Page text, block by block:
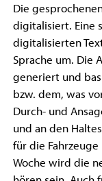
Die
digitalisiert. Eine
digitalisierten
Sprache um. Die
generiert und
bzw. dem, was
Durch- und
und an den
für die
Woche wird die